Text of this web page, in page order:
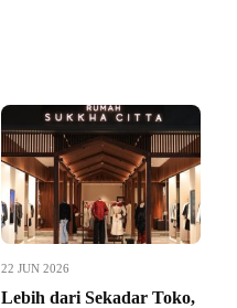
22 JUN 2026
Lebih dari Sekadar Toko,